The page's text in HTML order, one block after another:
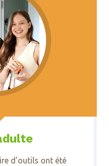
d'outils ont été